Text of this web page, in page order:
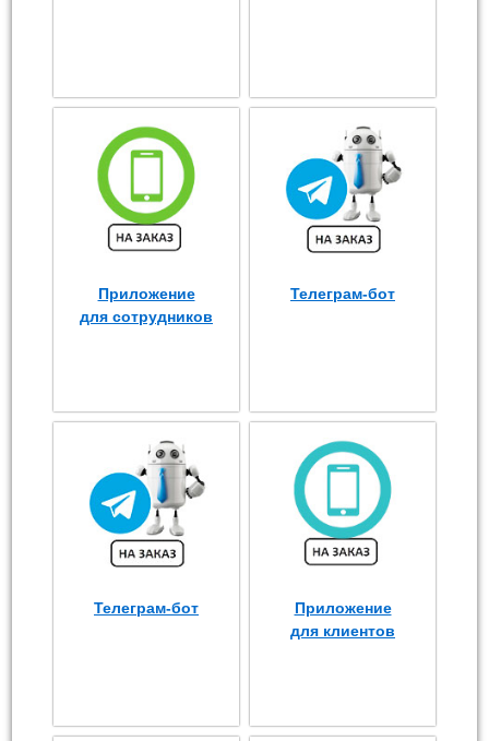
Приложение
для сотрудников
Телеграм-бот
Телеграм-бот
Приложение
для клиентов